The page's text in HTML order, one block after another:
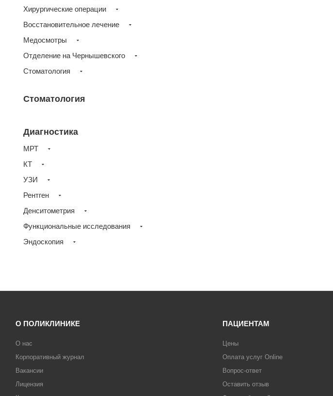
Хирургические операции
Восстановительное лечение
Медосмотры
Отделение на Чернышевского
Стоматология
Стоматология
Диагностика
МРТ
КТ
УЗИ
Рентген
Денситометрия
Функциональные исследования
Эндоскопия
О ПОЛИКЛИНИКЕ
О нас
Корпоративный журнал
Вакансии
Лицензия
ПАЦИЕНТАМ
Цены
Оплата услуг Online
Вопрос-ответ
Оставить отзыв